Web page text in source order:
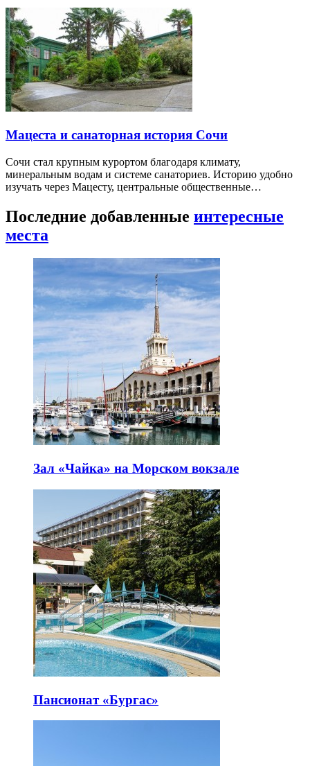
Мацеста и санаторная история Сочи
Сочи стал крупным курортом благодаря климату,
минеральным водам и системе санаториев. Историю удобно
изучать через Мацесту, центральные общественные…
Последние добавленные интересные
места
Зал «Чайка» на Морском вокзале
Пансионат «Бургас»